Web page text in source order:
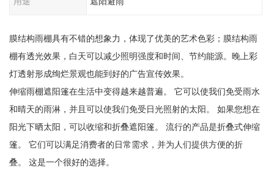
膜结构雨棚具有不错的想象力，体现了优美的艺术色彩；膜结构雨
棚有透光效果，白天可以减少照明强度和时间、节约能源。晚上彩
灯透射形成绚烂景观也能到好的广告宣传效果。
伸缩雨棚遮阳篷在生活中变得越来越普遍。 它可以使我们免受雨水
和晴天的雨淋，并且可以使我们免受日光照射的太阳。 如果您想在
阳光下晒太阳，可以收缩和折叠遮阳篷。 流行的产品是折叠式伸缩
篷。 它们可以满足消费者的日常需求，并为人们提供方便的折
叠。 这是一个很好的选择。